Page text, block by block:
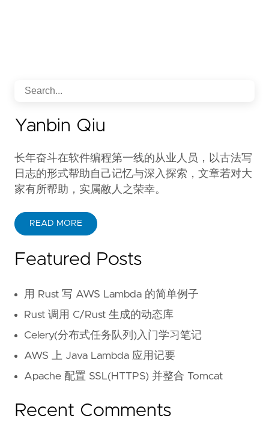
Yanbin Qiu
长年奋斗在软件编程第一线的从业人员，以古法写
日志的形式帮助自己记忆与深入探索，文章若对大
家有所帮助，实属敝人之荣幸。
READ MORE
Featured Posts
用 Rust 写 AWS Lambda 的简单例子
Rust 调用 C/Rust 生成的动态库
Celery(分布式任务队列)入门学习笔记
AWS 上 Java Lambda 应用记要
Apache 配置 SSL(HTTPS) 并整合 Tomcat
Recent Comments